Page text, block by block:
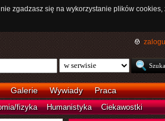
zgadzasz się na wykorzystanie plików
Galerie Wywiady Praca
fizyka Humanistyka Ciekawostki